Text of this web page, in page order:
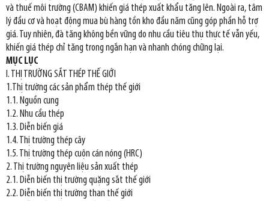
và thuế môi trường (CBAM) khiến giá thép xuất khẩu tăng lên. Ngoài ra, tâm
lý đầu cơ và hoạt động mua bù hàng tồn kho đầu năm cũng góp phần hỗ trợ
giá. Tuy nhiên, đà tăng không bền vững do nhu cầu tiêu thụ thực tế vẫn yếu,
khiến giá thép chỉ tăng trong ngắn hạn và nhanh chóng chững lại.
MỤC LỤC
I. THỊ TRƯỜNG SẮT THÉP THẾ GIỚI
1.Thị trường các sản phẩm thép thế giới
1.1. Nguồn cung
1.2. Nhu cầu thép
1.3. Diễn biến giá
1.4. Thị trường thép cây
1.5. Thị trường thép cuộn cán nóng (HRC)
2. Thị trường nguyên liệu sản xuất thép
2.1. Diễn biến thị trường quặng sắt thế giới
2.2. Diễn biến thị trường than thế giới